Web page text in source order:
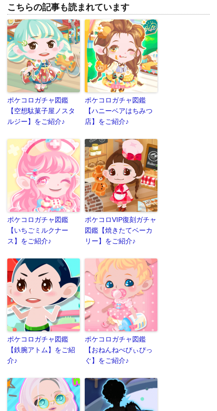
こちらの記事も読まれています
ポケコロガチャ図鑑
【空想駄菓子屋ノスタ
ルジー】をご紹介♪
ポケコロガチャ図鑑
【ハニーベアはちみつ
店】をご紹介♪
ポケコロガチャ図鑑
【いちごミルクナー
ス】をご紹介♪
ポケコロVIP復刻ガチャ
図鑑【焼きたてベーカ
リー】をご紹介♪
ポケコロガチャ図鑑
【鉄腕アトム】をご紹
介♪
ポケコロガチャ図鑑
【おねんねべびぃぴっ
ぐ】をご紹介♪